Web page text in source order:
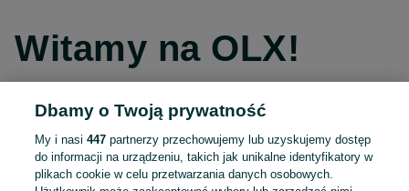
Witamy na OLX!
Kontynuuj przez Facebooka
Kontynuuj przez konto Apple
Dbamy o Twoją prywatność
My i nasi447 partnerzy przechowujemy lub uzyskujemy dostęp
do informacji na urządzeniu, takich jak unikalne identyfikatory w
plikach cookie w celu przetwarzania danych osobowych.